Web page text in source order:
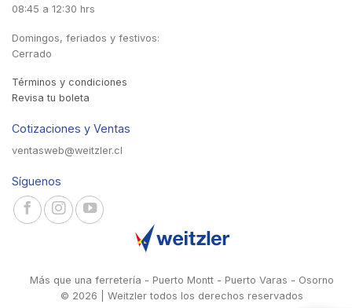
08:45 a 12:30 hrs
Domingos, feriados y festivos:
Cerrado
Términos y condiciones
Revisa tu boleta
Cotizaciones y Ventas
ventasweb@weitzler.cl
Síguenos
Más que una ferretería - Puerto Montt - Puerto Varas - Osorno
© 2026 | Weitzler todos los derechos reservados